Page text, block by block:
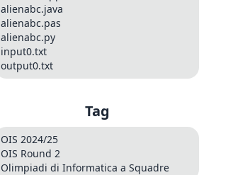
alienabc.java
alienabc.pas
alienabc.py
input0.txt
output0.txt
Tag
OIS 2024/25
OIS Round 2
Olimpiadi di Informatica a Squadre